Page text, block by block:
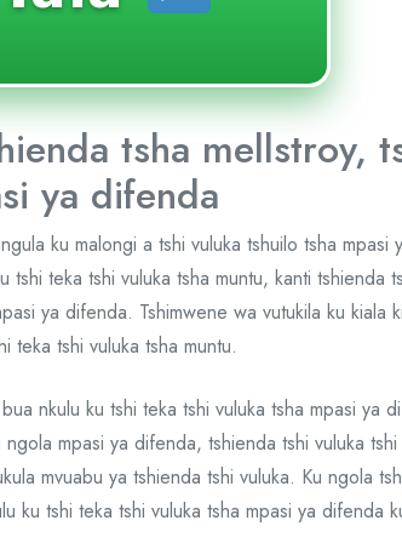
tsha mellstroy,
ya difenda
ku malongi a tshi vuluka tshuilo tsha mpasi
teka tshi vuluka tsha muntu, kanti tshienda
ya difenda. Tshimwene wa vutukila ku kiala
teka tshi vuluka tsha muntu.
nkulu ku tshi teka tshi vuluka tsha mpasi ya
mpasi ya difenda, tshienda tshi vuluka
mvuabu ya tshienda tshi vuluka. Ku ngola
ku tshi teka tshi vuluka tsha mpasi ya difenda